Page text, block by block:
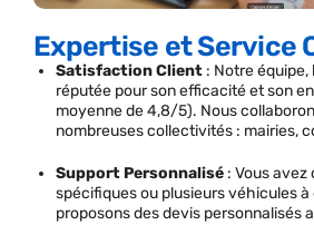
Expertise et Service
Satisfaction Client : Notre
réputée pour son efficacité et son
moyenne de 4,8/5). Nous
nombreuses collectivités : mairies,
Support Personnalisé : Vous avez
spécifiques ou plusieurs véhicules à
proposons des devis personnalisés